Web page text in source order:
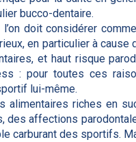
bucco-dentaire.
doit considérer
en particulier à
et haut risque
: pour toutes ces
lui-même.
alimentaires riches en
des affections
carburant des sportifs.